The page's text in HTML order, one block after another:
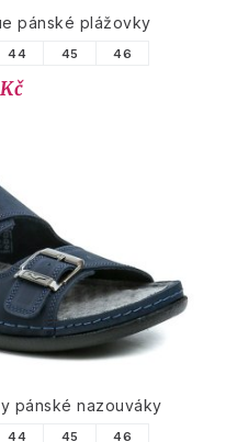
pánské plážovky
44 45 46
pánské nazouváky
44 45 46